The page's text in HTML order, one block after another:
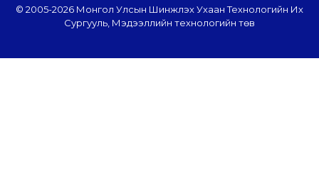
© 2005-2026 Монгол Улсын Шинжлэх Ухаан Технологийн Их
Сургууль, Мэдээллийн технологийн төв